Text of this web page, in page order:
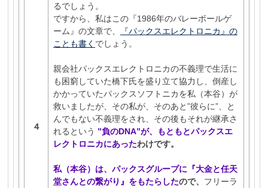
４
るでしょう。
ですから、私はこの『1986年のバレーボールゲ
ーム』の文章で、
『パックスエレクトロニカ』の
ことも書く でしょう。
親会社パックスエレクトロニカの不義理で生活に
も困窮していた橋下氏を盛り立て協力し、倒産し
かかっていたパックスソフトニカを私（本谷）が
救いましたが、その私が、そのあと”彼らに”、と
んでもない不義理をされ、その後もそれが継承さ
れるという ”負のDNA”が、もともとパックスエ
レクトロニカにあったわけです。
私（本谷）は、パックスグループに『大金と任天
堂さんとの繋がり』をもたらしたので、 フリーラ